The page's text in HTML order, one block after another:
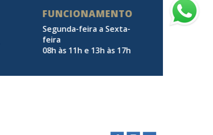
FUNCIONAMENTO
Segunda-feira a Sexta-
feira
08h às 11h e 13h às 17h